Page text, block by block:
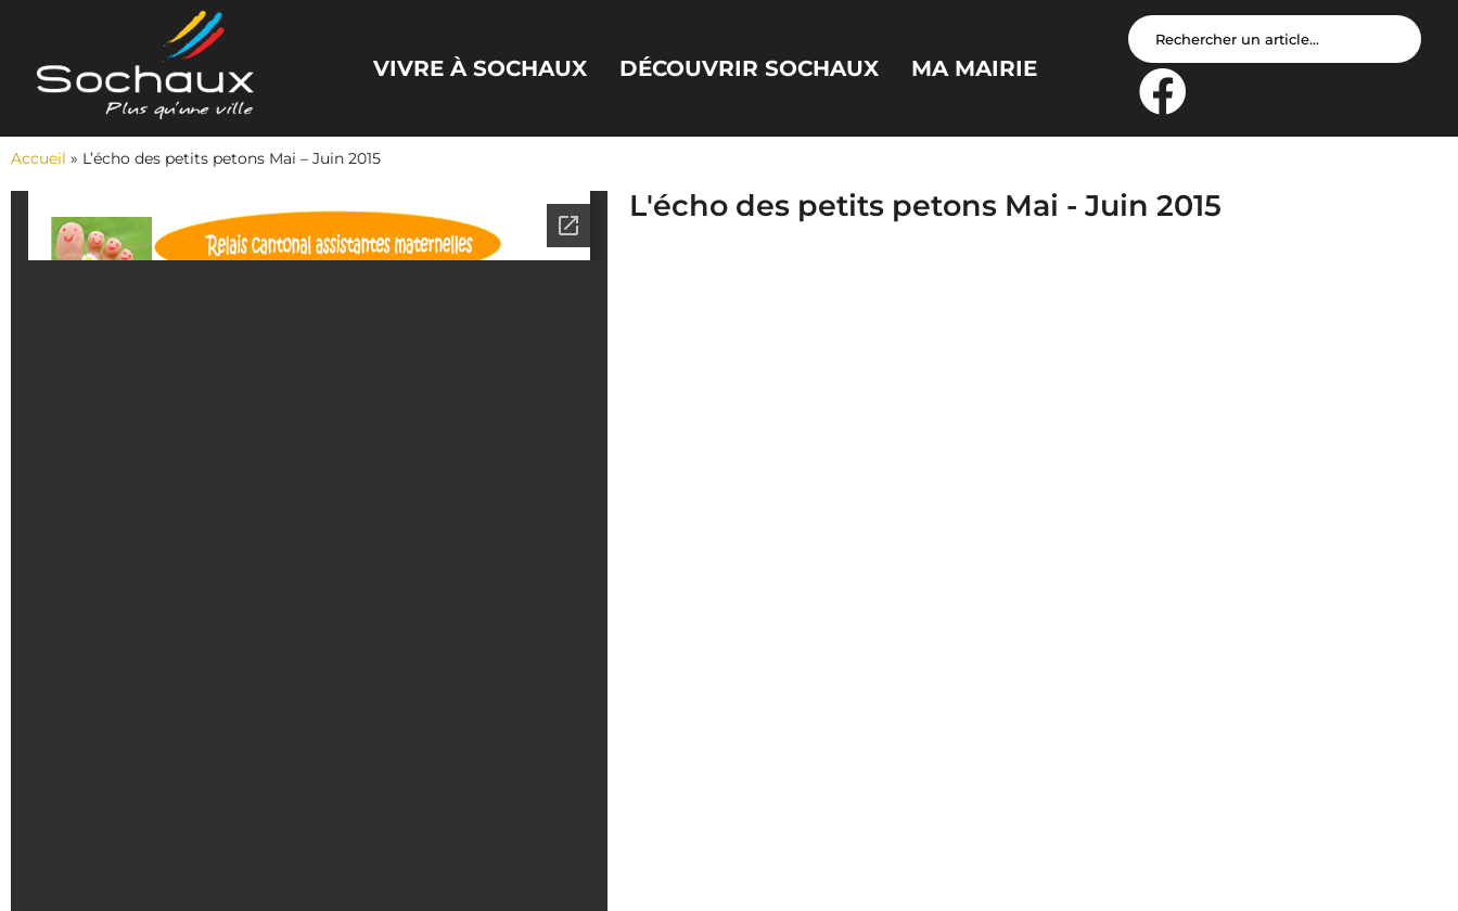
VIVRE À SOCHAUX DÉCOUVRIR SOCHAUX MA MAIRIE
Accueil » L’écho des petits petons Mai – Juin 2015
L'écho des petits petons Mai - Juin 2015
Panneau de gestion des cookies